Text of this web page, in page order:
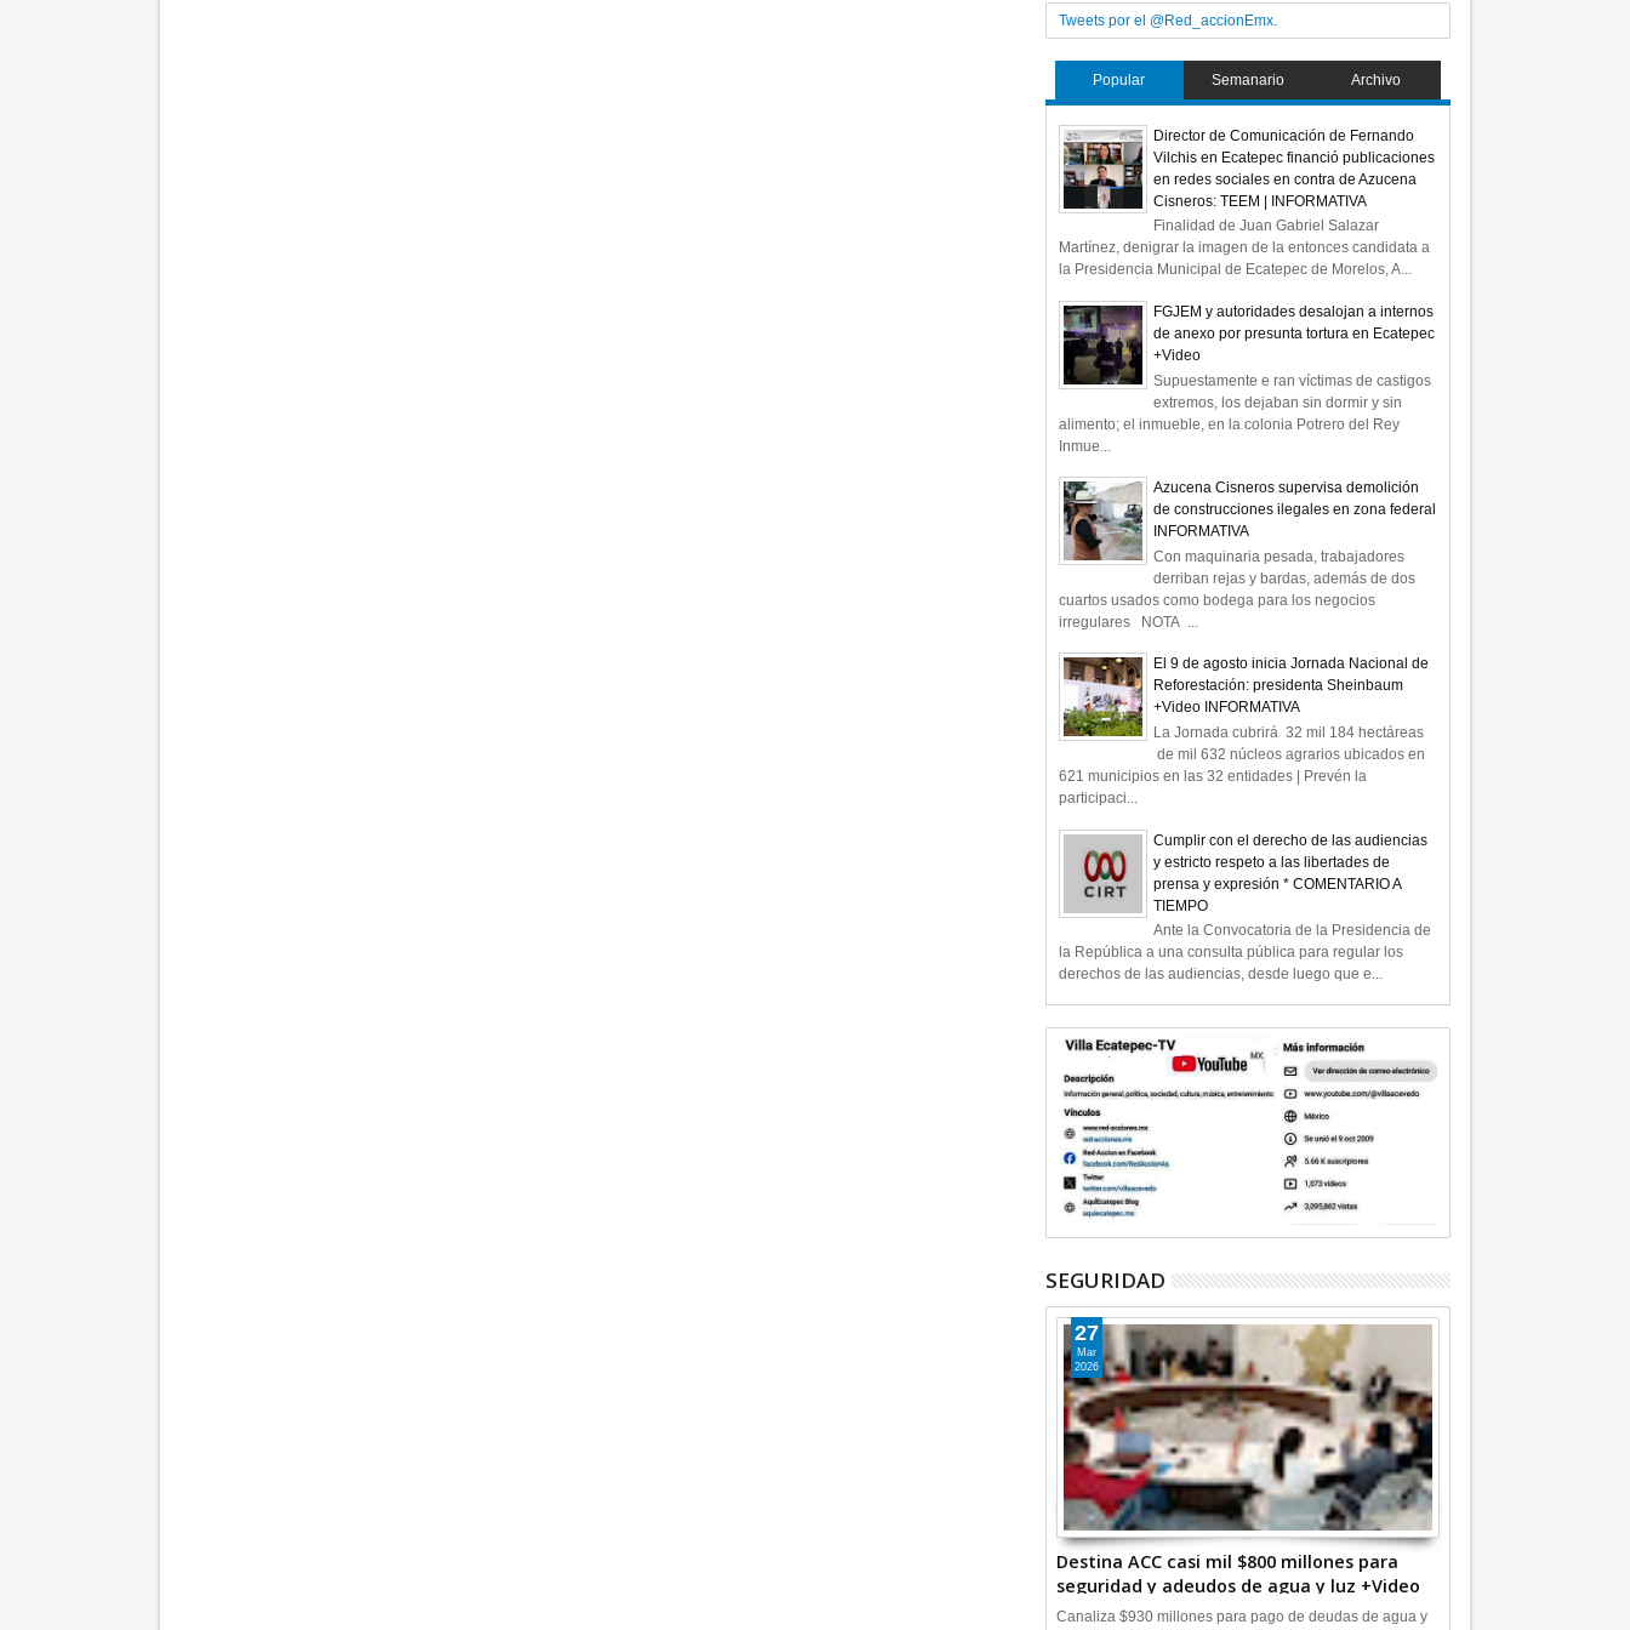
Tweets por el @Red_accionEmx.
Popular Semanario Archivo
Director de Comunicación de Fernando
Vilchis en Ecatepec financió publicaciones
en redes sociales en contra de Azucena
Cisneros: TEEM | INFORMATIVA
Finalidad de Juan Gabriel Salazar
Martínez, denigrar la imagen de la entonces candidata a
la Presidencia Municipal de Ecatepec de Morelos, A...
FGJEM y autoridades desalojan a internos
de anexo por presunta tortura en Ecatepec
+Video
Supuestamente e ran víctimas de castigos
extremos, los dejaban sin dormir y sin
alimento; el inmueble, en la colonia Potrero del Rey
Inmue...
Azucena Cisneros supervisa demolición
de construcciones ilegales en zona federal
INFORMATIVA
Con maquinaria pesada, trabajadores
derriban rejas y bardas, además de dos
cuartos usados como bodega para los negocios
irregulares NOTA ...
El 9 de agosto inicia Jornada Nacional de
Reforestación: presidenta Sheinbaum
+Video INFORMATIVA
La Jornada cubrirá 32 mil 184 hectáreas
de mil 632 núcleos agrarios ubicados en
621 municipios en las 32 entidades | Prevén la
participaci...
Cumplir con el derecho de las audiencias
y estricto respeto a las libertades de
prensa y expresión * COMENTARIO A
TIEMPO
Ante la Convocatoria de la Presidencia de
la República a una consulta pública para regular los
derechos de las audiencias, desde luego que e...
SEGURIDAD
Destina ACC casi mil $800 millones para
seguridad y adeudos de agua y luz +Video
27
Mar
2026
Canaliza $930 millones para pago de deudas de agua y